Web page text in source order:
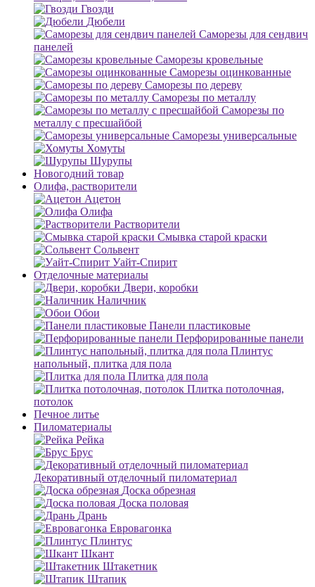
Гвозди
Дюбели
Саморезы для сендвич
панелей
Саморезы кровельные
Саморезы оцинкованные
Саморезы по дереву
Саморезы по металлу
Саморезы по
металлу с пресшайбой
Саморезы универсальные
Хомуты
Шурупы
Новогодний товар
Олифа, растворители
Ацетон
Олифа
Растворители
Смывка старой краски
Сольвент
Уайт-Спирит
Отделочные материалы
Двери, коробки
Наличник
Обои
Панели пластиковые
Перфорированные панели
Плинтус
напольный, плитка для пола
Плитка для пола
Плитка потолочная,
потолок
Печное литье
Пиломатериалы
Рейка
Брус
Декоративный отделочный пиломатериал
Доска обрезная
Доска половая
Дрань
Евровагонка
Плинтус
Шкант
Штакетник
Штапик